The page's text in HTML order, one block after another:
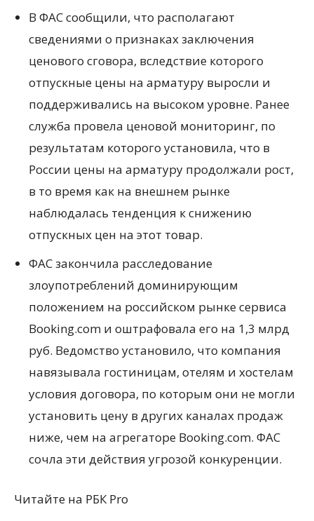
В ФАС сообщили, что располагают
сведениями о признаках заключения
ценового сговора, вследствие которого
отпускные цены на арматуру выросли и
поддерживались на высоком уровне. Ранее
служба провела ценовой мониторинг, по
результатам которого установила, что в
России цены на арматуру продолжали рост,
в то время как на внешнем рынке
наблюдалась тенденция к снижению
отпускных цен на этот товар.
ФАС закончила расследование
злоупотреблений доминирующим
положением на российском рынке сервиса
Booking.com и оштрафовала его на 1,3 млрд
руб. Ведомство установило, что компания
навязывала гостиницам, отелям и хостелам
условия договора, по которым они не могли
установить цену в других каналах продаж
ниже, чем на агрегаторе Booking.com. ФАС
сочла эти действия угрозой конкуренции.
Читайте на РБК Pro